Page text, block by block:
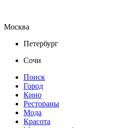
Москва
Петербург
Сочи
Поиск
Город
Кино
Рестораны
Мода
Красота